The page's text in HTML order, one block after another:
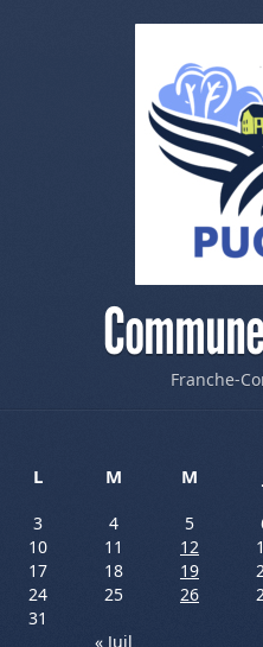
Franche-
L
M M
3
4 5
10
11 12
17
18 19
24
25 26
31
« Juil